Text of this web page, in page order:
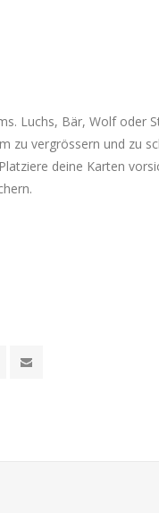
Luchs, Bär, Wolf oder
zu vergrössern und zu
deine Karten